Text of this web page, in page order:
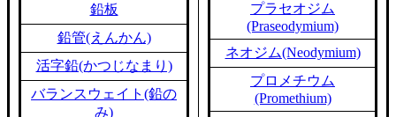
鉛板
鉛管(えんかん)
活字鉛(かつじなまり)
バランスウェイト(鉛の
み)
プラセオジム
(Praseodymium)
ネオジム(Neodymium)
プロメチウム
(Promethium)